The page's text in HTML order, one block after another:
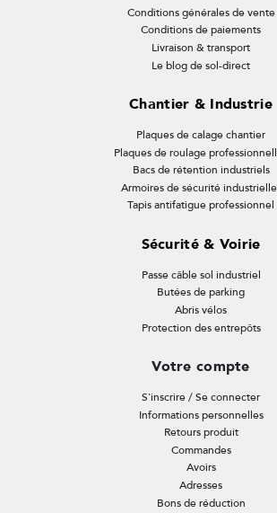
Conditions générales de vente
Conditions de paiements
Livraison & transport
Le blog de sol-direct
Chantier & Industrie
Plaques de calage chantier
Plaques de roulage
Bacs de rétention industriels
Armoires de sécurité
Tapis antifatigue professionnel
Sécurité & Voirie
Passe câble sol industriel
Butées de parking
Abris vélos
Protection des entrepôts
Votre compte
S'inscrire / Se connecter
Informations personnelles
Retours produit
Commandes
Avoirs
Adresses
Bons de réduction